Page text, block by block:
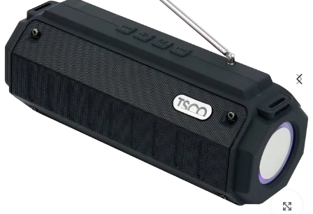
برای بزرگنمایی کلیک کنید